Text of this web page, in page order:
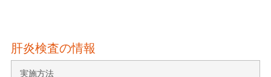
肝炎検査の情報
実施方法